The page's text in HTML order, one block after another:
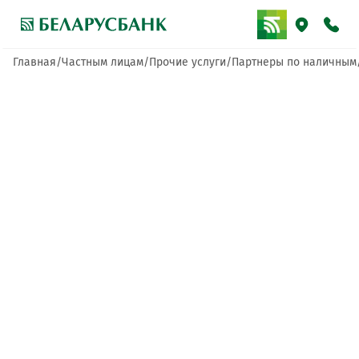
Главная Частным лицам Прочие услуги Партнеры по наличным